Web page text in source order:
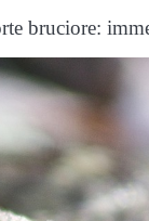
bruciore: